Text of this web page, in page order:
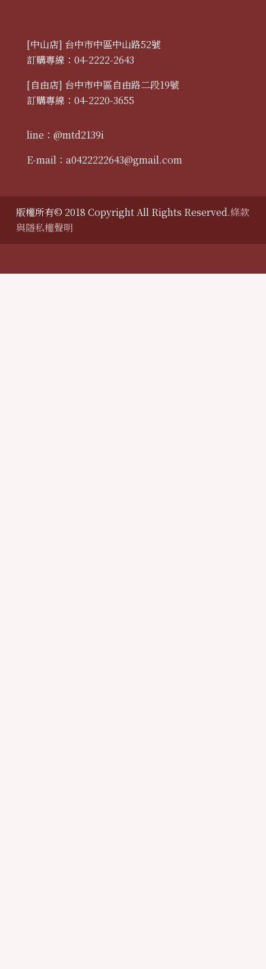
[中山店] 台中市中區中山路52號
訂購專線：04-2222-2643
[自由店] 台中市中區自由路二段19號
訂購專線：04-2220-3655
line：@mtd2139i
E-mail：a0422222643@gmail.com
版權所有© 2018 Copyright All Rights Reserved.條款
與隱私權聲明